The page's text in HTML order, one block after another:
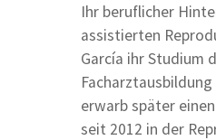
Ihr beruflicher
assistierten
García ihr Studium
erwarb später
seit 2012 in der